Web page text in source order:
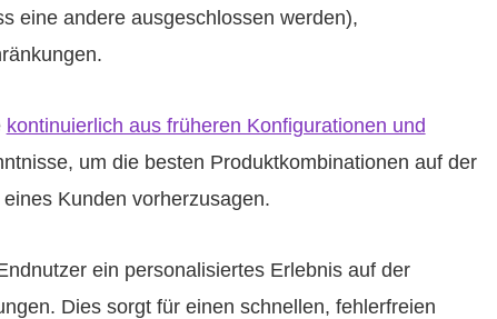
eine andere ausgeschlossen werden),
kontinuierlich aus früheren Konfigurationen und
um die besten Produktkombinationen auf der
Kunden vorherzusagen.
ein personalisiertes Erlebnis auf der
Dies sorgt für einen schnellen, fehlerfreien